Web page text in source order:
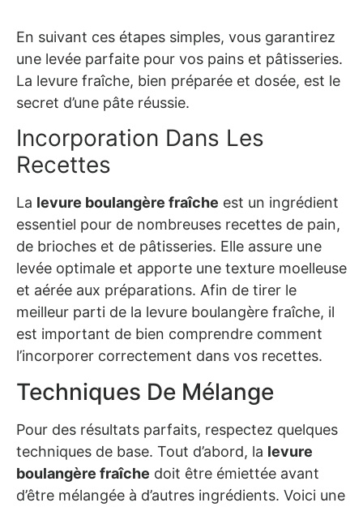
En suivant ces étapes simples, vous garantirez
une levée parfaite pour vos pains et pâtisseries.
La levure fraîche, bien préparée et dosée, est le
secret d’une pâte réussie.
Incorporation Dans Les
Recettes
La levure boulangère fraîche est un ingrédient
essentiel pour de nombreuses recettes de pain,
de brioches et de pâtisseries. Elle assure une
levée optimale et apporte une texture moelleuse
et aérée aux préparations. Afin de tirer le
meilleur parti de la levure boulangère fraîche, il
est important de bien comprendre comment
l’incorporer correctement dans vos recettes.
Techniques De Mélange
Pour des résultats parfaits, respectez quelques
techniques de base. Tout d’abord, la levure
boulangère fraîche doit être émiettée avant
d’être mélangée à d’autres ingrédients. Voici une